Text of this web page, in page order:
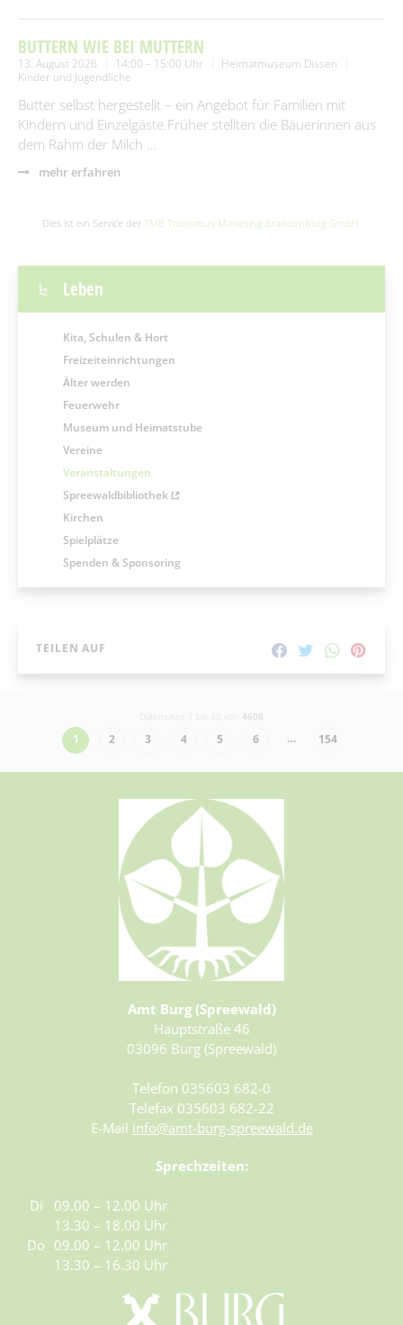
BUTTERN WIE BEI MUTTERN
13. August 2026 14:00 – 15:00 Uhr
Heimatmuseum Dissen
Kinder und Jugendliche
Butter selbst hergestellt – ein Angebot für Familien mit
Kindern und Einzelgäste.Früher stellten die Bäuerinnen aus
dem Rahm der Milch …
mehr erfahren
Dies ist ein Service der TMB Tourismus-Marketing Brandenburg GmbH.
Leben
Kita, Schulen & Hort
Freizeiteinrichtungen
Älter werden
Feuerwehr
Museum und Heimatstube
Vereine
Veranstaltungen
Spreewaldbibliothek
Kirchen
Spielplätze
Spenden & Sponsoring
TEILEN AUF
Datensätze 1 bis 30 von 4608
1 2 3 4 5 6 … 154
Amt Burg (Spreewald)
Hauptstraße 46
03096 Burg (Spreewald)
Telefon 035603 682-0
Telefax 035603 682-22
E-Mail info@amt-burg-spreewald.de
Sprechzeiten:
Di
09.00 – 12.00 Uhr
13.30 – 18.00 Uhr
Do 09.00 – 12.00 Uhr
13.30 – 16.30 Uhr